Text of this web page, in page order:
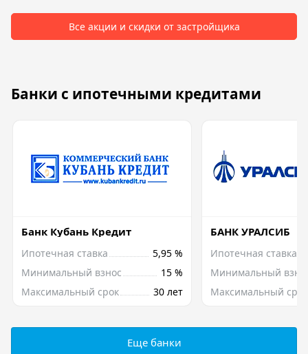
Все акции и скидки от застройщика
Банки с ипотечными кредитами
Банк Кубань Кредит
Ипотечная ставка
5,95 %
Минимальный взнос
15 %
Максимальный срок
30 лет
БАНК УРАЛСИБ
Ипотечная ставка
Минимальный
Максимальный срок
Еще банки